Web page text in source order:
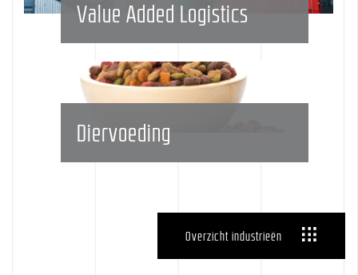
Value Added Logistics
Diervoeding
Overzicht industrieën